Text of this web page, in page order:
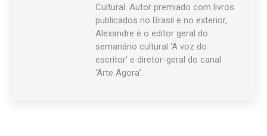
Cultural. Autor premiado com livros
publicados no Brasil e no exterior,
Alexandre é o editor geral do
semanário cultural ‘A voz do
escritor’ e diretor-geral do canal
‘Arte Agora’.